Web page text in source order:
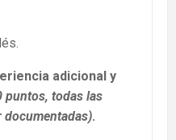
adicional y
puntos, todas las
documentadas).